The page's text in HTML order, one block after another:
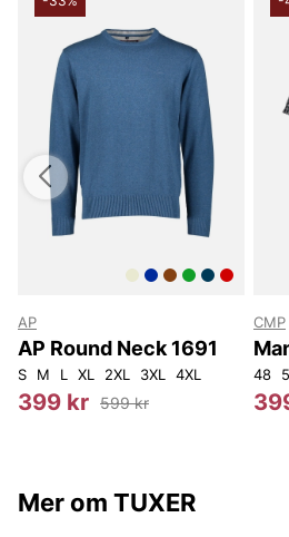
AP
AP Round Neck 1691
S M L XL 2XL 3XL 4XL
399 kr 599 kr
CMP
48
Mer om TUXER